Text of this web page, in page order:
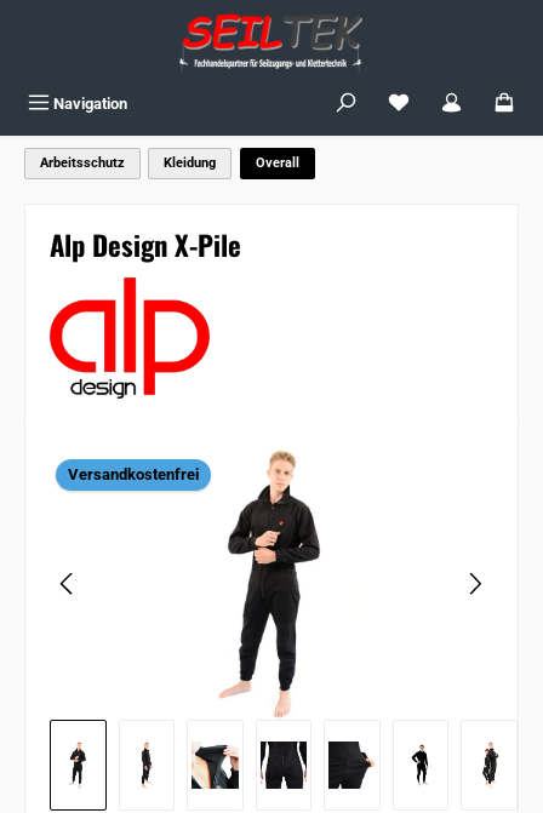
Navigation Du hast 0
Arbeitsschutz Kleidung Overall
Alp Design X-Pile
Versandkostenfrei